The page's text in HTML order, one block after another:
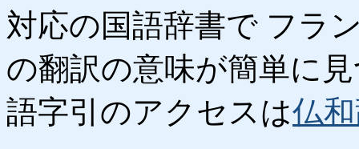
対応の国語辞書で フラ
の翻訳の意味が簡単に
語字引のアクセスは仏